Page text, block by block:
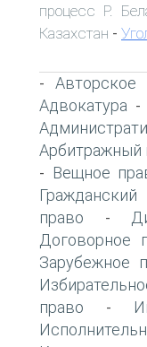
процесс Р.
Казахстан -
-Авторское
Адвокатура -
Арбитражный
- Вещное
право -
Договорное
Зарубежное
право -